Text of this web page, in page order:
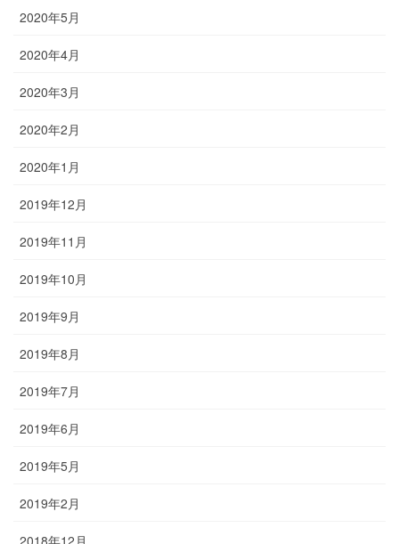
2020年5月
2020年4月
2020年3月
2020年2月
2020年1月
2019年12月
2019年11月
2019年10月
2019年9月
2019年8月
2019年7月
2019年6月
2019年5月
2019年2月